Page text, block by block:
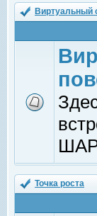
Виртуальный
Точка роста